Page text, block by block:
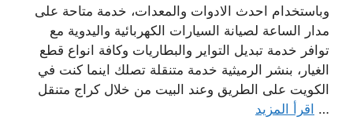
وباستخدام احدث الادوات والمعدات، خدمة متاحة على
مدار الساعة لصيانة السيارات الكهربائية واليدوية مع
توافر خدمة تبديل التواير والبطاريات وكافة انواع قطع
الغيار، بنشر الرميثية خدمة متنقلة تصلك اينما كنت في
الكويت على الطريق وعند البيت من خلال كراج متنقل
… اقرأ المزيد